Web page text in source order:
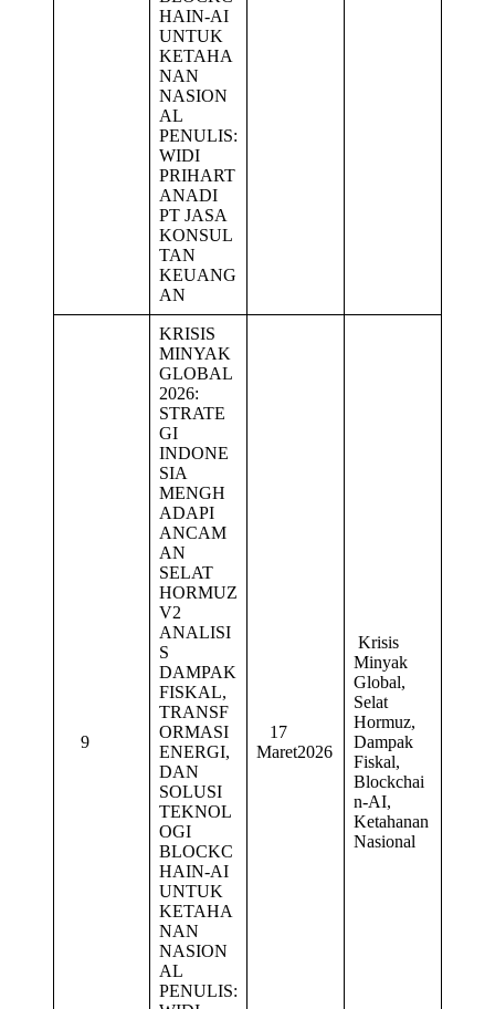
HAIN-AI
UNTUK
KETAHA
NAN
NASION
AL
PENULIS:
WIDI
PRIHART
ANADI
PT JASA
KONSUL
TAN
KEUANG
AN
9
KRISIS
MINYAK
GLOBAL
2026:
STRATE
GI
INDONE
SIA
MENGH
ADAPI
ANCAM
AN
SELAT
HORMUZ
V2
ANALISI
S
DAMPAK
FISKAL,
TRANSF
ORMASI
ENERGI,
DAN
SOLUSI
TEKNOL
OGI
BLOCKC
HAIN-AI
UNTUK
KETAHA
NAN
NASION
AL
PENULIS:
17
Maret2026
Krisis
Minyak
Global,
Selat
Hormuz,
Dampak
Fiskal,
Blockchai
n-AI,
Ketahanan
Nasional